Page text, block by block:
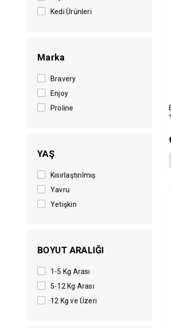
Kedi Ürünleri
Marka
Bravery
Enjoy
Proline
YAŞ
Kısırlaştırılmış
Yavru
Yetişkin
BOYUT ARALIĞI
1-5 Kg Arası
5-12 Kg Arası
12 Kg ve Üzeri